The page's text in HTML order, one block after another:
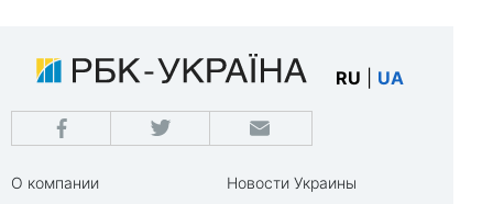
RU UA
О компании
Новости Украины